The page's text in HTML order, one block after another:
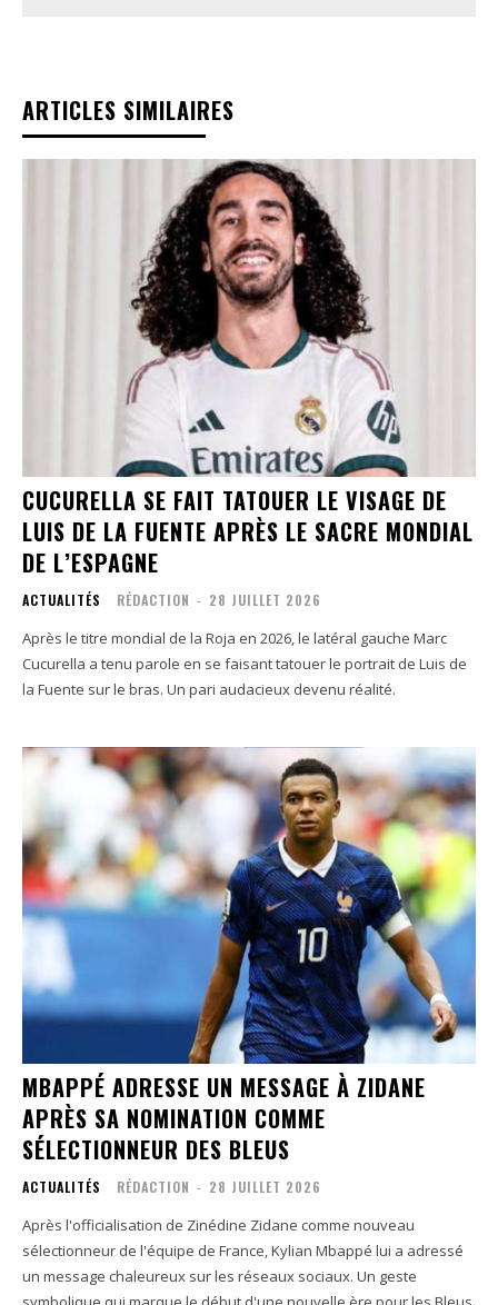
ARTICLES SIMILAIRES
CUCURELLA SE FAIT TATOUER LE VISAGE DE
LUIS DE LA FUENTE APRÈS LE SACRE MONDIAL
DE L’ESPAGNE
ACTUALITÉS RÉDACTION - 28 JUILLET 2026
Après le titre mondial de la Roja en 2026, le latéral gauche Marc
Cucurella a tenu parole en se faisant tatouer le portrait de Luis de
la Fuente sur le bras. Un pari audacieux devenu réalité.
MBAPPÉ ADRESSE UN MESSAGE À ZIDANE
APRÈS SA NOMINATION COMME
SÉLECTIONNEUR DES BLEUS
ACTUALITÉS RÉDACTION - 28 JUILLET 2026
Après l'officialisation de Zinédine Zidane comme nouveau
sélectionneur de l'équipe de France, Kylian Mbappé lui a adressé
un message chaleureux sur les réseaux sociaux. Un geste